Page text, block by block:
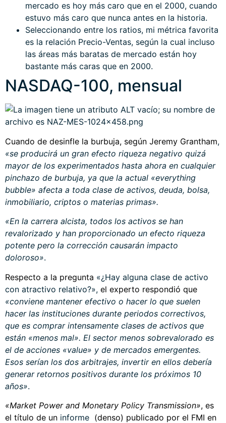
mercado es hoy más caro que en el 2000, cuando
estuvo más caro que nunca antes en la historia.
Seleccionando entre los ratios, mi métrica favorita
es la relación Precio-Ventas, según la cual incluso
las áreas más baratas de mercado están hoy
bastante más caras que en 2000.
NASDAQ-100, mensual
Cuando de desinfle la burbuja, según Jeremy Grantham,
«se producirá un gran efecto riqueza negativo quizá
mayor de los experimentados hasta ahora en cualquier
pinchazo de burbuja, ya que la actual «everything
bubble» afecta a toda clase de activos, deuda, bolsa,
inmobiliario, criptos o materias primas».
«En la carrera alcista, todos los activos se han
revalorizado y han proporcionado un efecto riqueza
potente pero la corrección causarán impacto
doloroso».
Respecto a la pregunta «¿Hay alguna clase de activo
con atractivo relativo?», el experto respondió que
«conviene mantener efectivo o hacer lo que suelen
hacer las instituciones durante periodos correctivos,
que es comprar intensamente clases de activos que
están «menos mal». El sector menos sobrevalorado es
el de acciones «value» y de mercados emergentes.
Esos serían los dos arbitrajes, invertir en ellos debería
generar retornos positivos durante los próximos 10
años».
«Market Power and Monetary Policy Transmission», es
el título de un informe (denso) publicado por el FMI en